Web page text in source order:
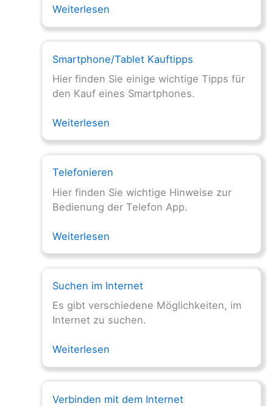
Weiterlesen
Smartphone/Tablet Kauftipps
Hier finden Sie einige wichtige Tipps für
den Kauf eines Smartphones.
Weiterlesen
Telefonieren
Hier finden Sie wichtige Hinweise zur
Bedienung der Telefon App.
Weiterlesen
Suchen im Internet
Es gibt verschiedene Möglichkeiten, im
Internet zu suchen.
Weiterlesen
Verbinden mit dem Internet